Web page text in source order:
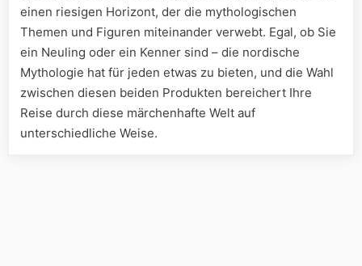
einen riesigen Horizont, der die mythologischen
Themen und Figuren miteinander verwebt. Egal, ob Sie
ein Neuling oder ein Kenner sind – die nordische
Mythologie hat für jeden etwas zu bieten, und die Wahl
zwischen diesen beiden Produkten bereichert Ihre
Reise durch diese märchenhafte Welt auf
unterschiedliche Weise.